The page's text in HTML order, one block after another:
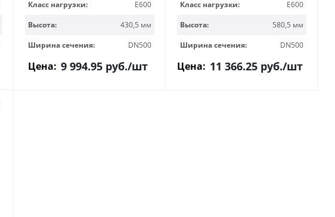
Класс нагрузки:
E600
Высота:
430,5 мм
Ширина сечения:
DN500
Цена: 9 994.95руб./шт
Класс нагрузки:
E600
Высота:
580,5 мм
Ширина сечения:
DN500
Цена: 11 366.25 руб./шт